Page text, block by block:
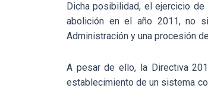
Dicha posibilidad, el ejercicio
abolición en el año 2011, no
Administración y una procesión
A pesar de ello, la Directiva
establecimiento de un sistema